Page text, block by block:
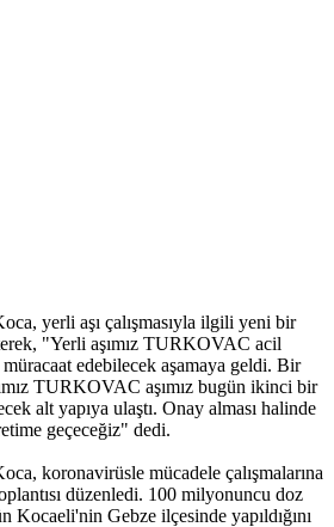
yerli aşı çalışmasıyla ilgili yeni bir
"Yerli aşımız TURKOVAC acil
edebilecek aşamaya geldi. Bir
TURKOVAC aşımız bugün ikinci bir
alt yapıya ulaştı. Onay alması halinde
geçeceğiz" dedi.
koronavirüsle mücadele çalışmalarına
düzenledi. 100 milyonuncu doz
Kocaeli'nin Gebze ilçesinde yapıldığını